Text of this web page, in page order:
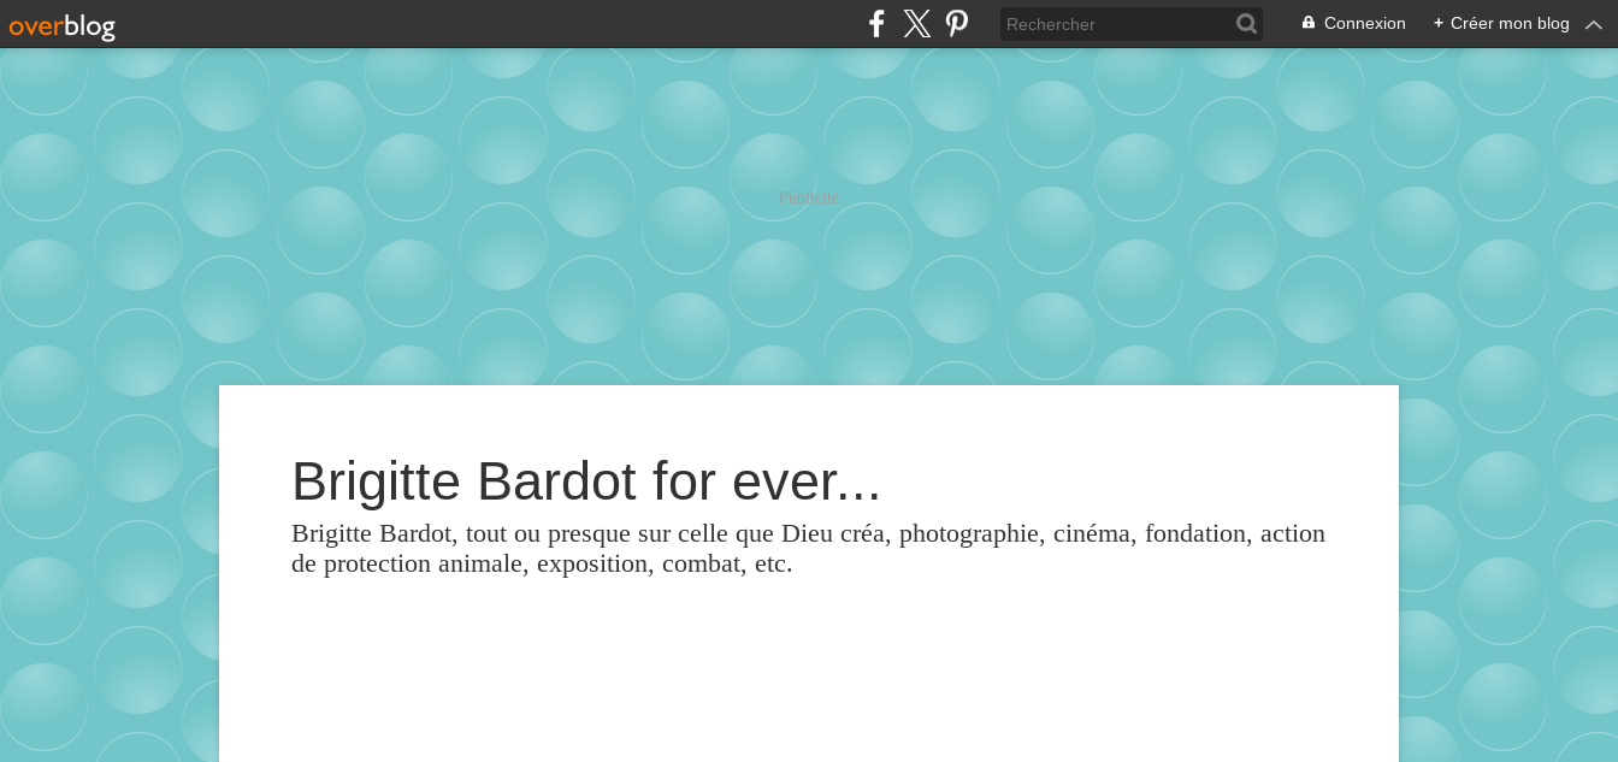
Connexion + Créer mon blog
Publicité
Brigitte Bardot for ever...
Brigitte Bardot, tout ou presque sur celle que Dieu créa, photographie, cinéma, fondation, action
de protection animale, exposition, combat, etc.